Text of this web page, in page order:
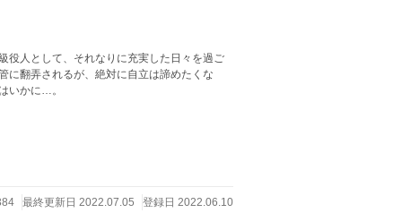
役人として、それなりに充実した日々を過ご
に翻弄されるが、絶対に自立は諦めたくな
いかに…。
最終更新日 2022.07.05 登録日 2022.06.10